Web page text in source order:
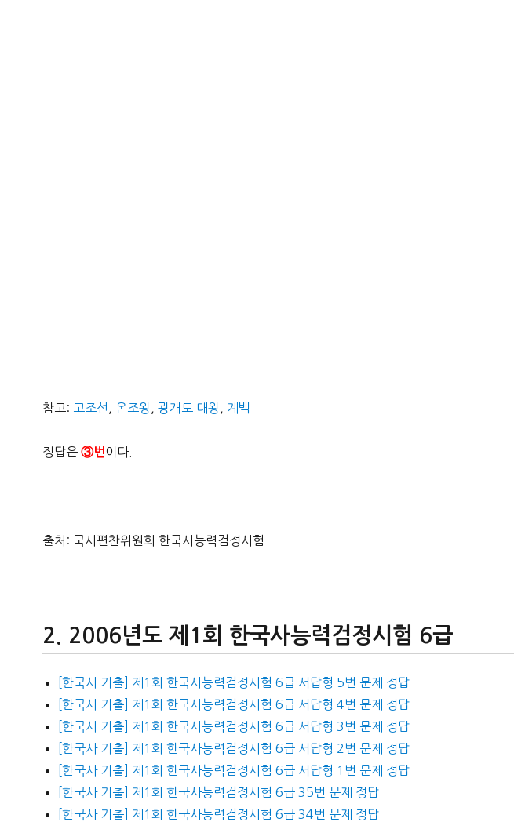
참고: 고조선 온조왕 ,광개토 대왕 계백
정답은 ③번 이다.
출처: 국사편찬위원회 한국사능력검정시험
2006년도 제1회 한국사능력검정시험 6급
[한국사 기출] 제1회 한국사능력검정시험 6급 서답형 5번 문제 정답
[한국사 기출] 제1회 한국사능력검정시험 6급 서답형 4번 문제 정답
[한국사 기출] 제1회 한국사능력검정시험 6급 서답형 3번 문제 정답
[한국사 기출] 제1회 한국사능력검정시험 6급 서답형 2번 문제 정답
[한국사 기출] 제1회 한국사능력검정시험 6급 서답형 1번 문제 정답
[한국사 기출] 제1회 한국사능력검정시험 6급 35번 문제 정답
[한국사 기출] 제1회 한국사능력검정시험 6급 34번 문제 정답